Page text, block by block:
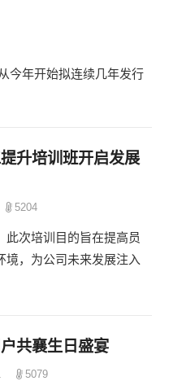
今年开始拟连续几年发行
升培训班开启发展
5204
此次培训目的旨在提高员
境，为公司未来发展注入
共襄生日盛宴
5079